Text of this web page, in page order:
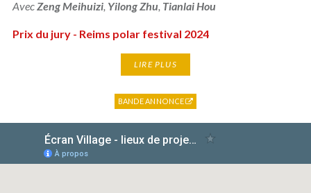
Avec Zeng Meihuizi, Yilong Zhu Tianlai Hou
Prix du jury - Reims polar festival 2024
LIRE PLUS
BANDE ANNONCE